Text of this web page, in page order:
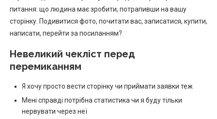
питання: що людина має зробити, потрапивши на вашу
сторінку. Подивитися фото, почитати вас, записатися, купити,
написати, перейти за посиланням?
Невеликий чекліст перед
перемиканням
Я хочу просто вести сторінку чи приймати заявки теж
Мені справді потрібна статистика чи я буду тільки
нервувати через неї